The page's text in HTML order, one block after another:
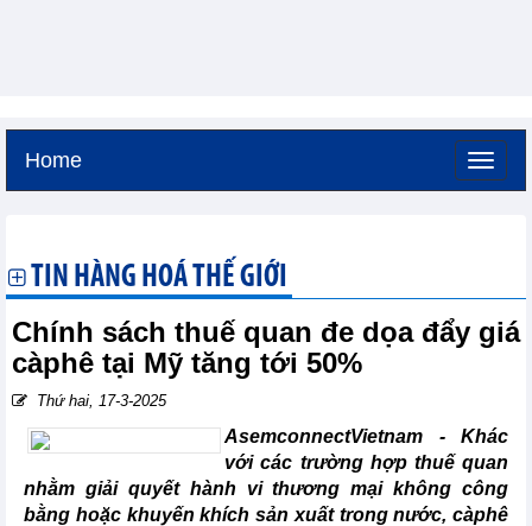
Home
TIN HÀNG HOÁ THẾ GIỚI
Chính sách thuế quan đe dọa đẩy giá
càphê tại Mỹ tăng tới 50%
Thứ hai, 17-3-2025
AsemconnectVietnam - Khác
với các trường hợp thuế quan
nhằm giải quyết hành vi thương mại không công
bằng hoặc khuyến khích sản xuất trong nước, càphê